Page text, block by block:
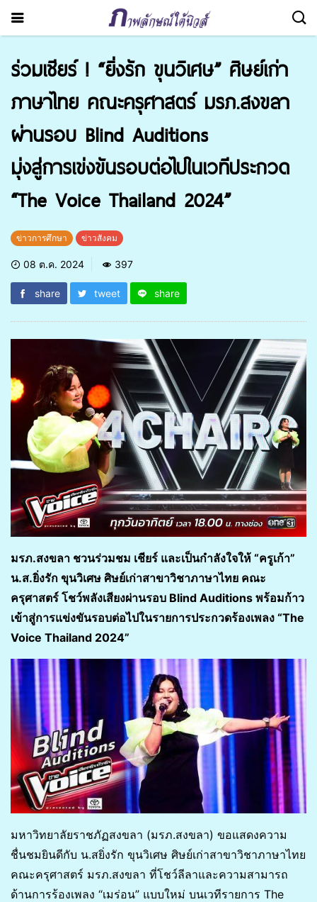
ร่วมเชียร์ ! “ยิ่งรัก ขุนวิเศษ” ศิษย์เก่า
ภาษาไทย คณะครุศาสตร์ มรภ.สงขลา
ผ่านรอบ Blind Auditions
มุ่งสู่การเข่งขันรอบต่อไปในเวทีประกวด
“The Voice Thailand 2024”
ข่าวการศึกษา ข่าวสังคม
08 ต.ค. 2024 397
share tweet share
มรภ.สงขลา ชวนร่วมชม เชียร์ และเป็นกำลังใจให้ “ครูเก้า”
น.ส.ยิ่งรัก ขุนวิเศษ ศิษย์เก่าสาขาวิชาภาษาไทย คณะ
ครุศาสตร์ โชว์พลังเสียงผ่านรอบ Blind Auditions พร้อมก้าว
เข้าสู่การแข่งขันรอบต่อไปในรายการประกวดร้องเพลง “The
Voice Thailand 2024”
มหาวิทยาลัยราชภัฏสงขลา (มรภ.สงขลา) ขอแสดงความ
ชื่นชมยินดีกับ น.สยิ่งรัก ขุนวิเศษ ศิษย์เก่าสาขาวิชาภาษาไทย
คณะครุศาสตร์ มรภ.สงขลา ที่โชว์ลีลาและความสามารถ
ด้านการร้องเพลง “เมร่อน” แบบใหม่ บนเวทีรายการ The